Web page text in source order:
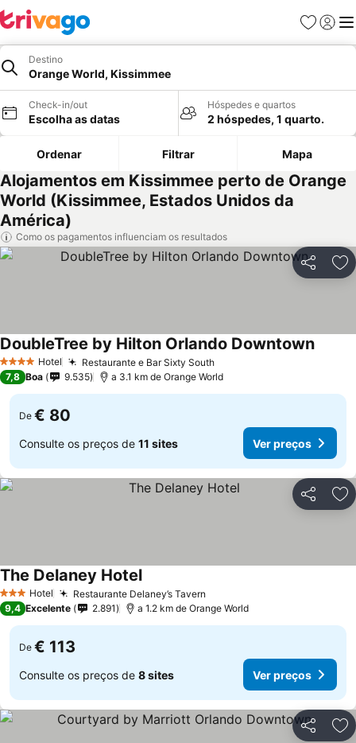
Favoritos
Iniciar
Destino
Orange World, Kissimmee
Check-in/out
Escolha as datas
Hóspedes e quartos
2 hóspedes, 1 quarto.
Ordenar Filtrar Mapa
Alojamentos em Kissimmee perto de Orange
World (Kissimmee, Estados Unidos da
América)
Como os pagamentos influenciam os resultados
Partilhar
4 EstrelasHotel Restaurante e Bar Sixty SouthVer preços
DoubleTree by Hilton Orlando DowntownVer
7,8 Boa 9.535 a 3.1 km de Orange World
De € 80
Consulte os preços de 11 sites Ver preços
Partilhar
3 EstrelasHotel Restaurante Delaney’s Tavern
The Delaney HotelVer preços
9,4 Excelente 2.891 a 1.2 km de Orange World
De € 113
Consulte os preços de 8 sites Ver preços
Partilhar